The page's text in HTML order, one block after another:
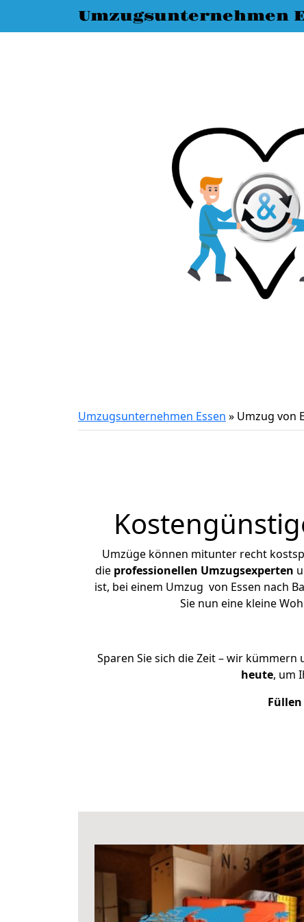
Umzugsunternehmen
Umzugsunternehmen Essen » Umzug von
Umzüge können mitunter recht
die professionellen Umzugsexperten
ist, bei einem Umzug von Essen nach
Sie nun eine kleine
Sparen Sie sich die Zeit – wir
heute, um